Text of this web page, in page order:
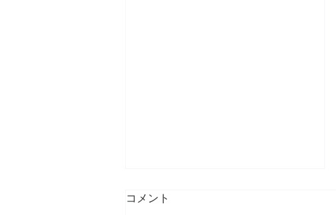
コメント